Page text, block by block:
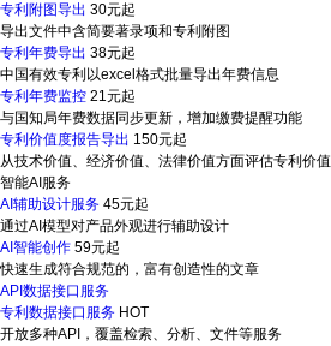
专利附图导出 30元起
导出文件中含简要著录项和专利附图
专利年费导出 38元起
中国有效专利以excel格式批量导出年费信息
专利年费监控 21元起
与国知局年费数据同步更新，增加缴费提醒功能
专利价值度报告导出 150元起
从技术价值、经济价值、法律价值方面评估专利价值
智能AI服务
AI辅助设计服务 45元起
通过AI模型对产品外观进行辅助设计
AI智能创作 59元起
快速生成符合规范的，富有创造性的文章
API数据接口服务
专利数据接口服务 HOT
开放多种API，覆盖检索、分析、文件等服务